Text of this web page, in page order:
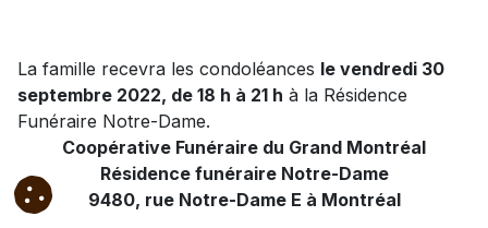
La famille recevra les condoléances le vendredi 30
septembre 2022, de 18 h à 21 h à la Résidence
Funéraire Notre-Dame.
Coopérative Funéraire du Grand Montréal
Résidence funéraire Notre-Dame
9480, rue Notre-Dame E à Montréal